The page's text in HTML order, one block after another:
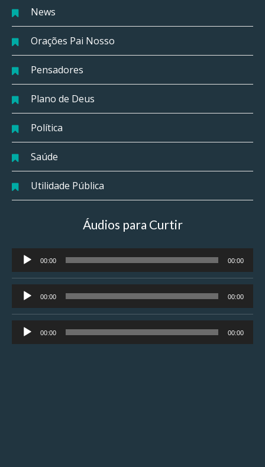
News
Orações Pai Nosso
Pensadores
Plano de Deus
Política
Saúde
Utilidade Pública
Áudios para Curtir
Tocador
de
áudio
00:00 00:00
Tocador
de
áudio
00:00 00:00
Tocador
de
00:00 00:00